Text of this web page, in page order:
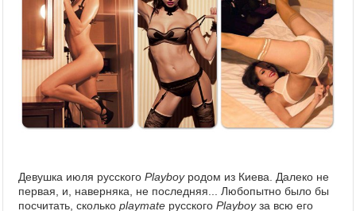
Видеотоп
Девушка июля русского Playboyродом из Киева. Далеко не
первая, и, наверняка, не последняя... Любопытно было бы
посчитать, сколько playmate русского Playboyза всю его